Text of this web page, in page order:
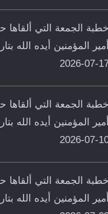
خطبة الجمعة التي ألقاها
أمير المؤمنين أيده الله
17-07-
خطبة الجمعة التي ألقاها
أمير المؤمنين أيده الله
10-07-
خطبة الجمعة التي ألقاها
أمير المؤمنين أيده الله